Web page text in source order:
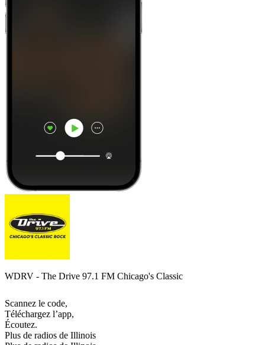
WDRV - The Drive 97.1 FM Chicago's Classic
Scannez le code,
Téléchargez l’app,
Écoutez.
Plus de radios de Illinois